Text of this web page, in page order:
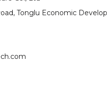
Tonglu Economic